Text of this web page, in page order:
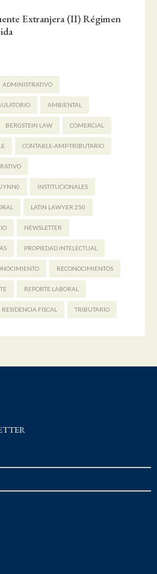
Extranjera (II) Régimen
ADMINISTRATIVO
AMBIENTAL
BERGSTEIN LAW COMERCIAL
CONTABLE-AMP-TRIBUTARIO
INSTITUCIONALES
LATIN LAWYER 250
NEWSLETTER
PROPIEDAD INTELECTUAL
RECONOCIMIENTOS
REPORTE LABORAL
RESIDENCIA FISCAL TRIBUTARIO